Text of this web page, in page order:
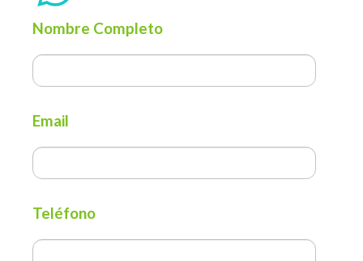
Nombre Completo
Email
Teléfono